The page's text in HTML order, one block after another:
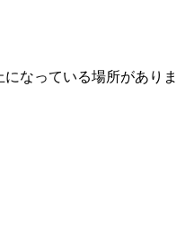
なっている場所がありま